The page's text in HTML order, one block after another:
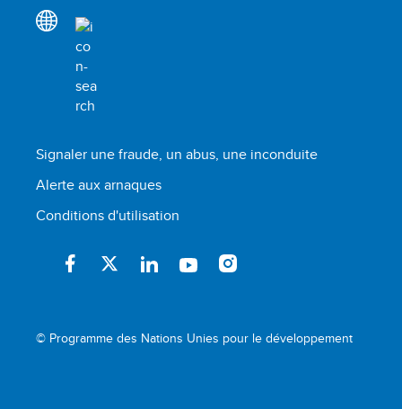
Signaler une fraude, un abus, une inconduite
Alerte aux arnaques
Conditions d'utilisation
© Programme des Nations Unies pour le développement